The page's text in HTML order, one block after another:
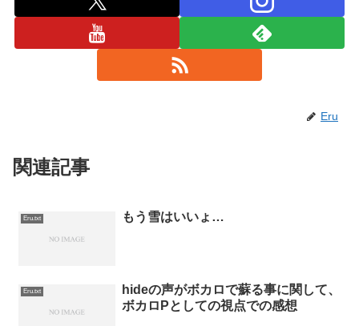
Eru
関連記事
Eru.txt もう雪はいいょ…
Eru.txt
hideの声がボカロで蘇る事に関して、
ボカロPとしての視点での感想